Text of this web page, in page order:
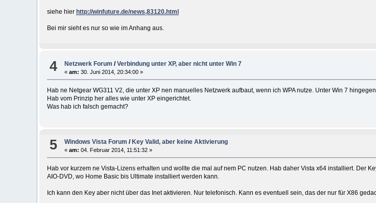
siehe hier http://winfuture.de/news,83120.html
Bei mir sieht es nur so wie im Anhang aus.
4 Netzwerk Forum /Verbindung unter XP, aber nicht unter Win 7
«am: 30. Juni 2014, 20:34:00 »
Hab ne Netgear WG311 V2, die unter XP nen manuelles Netzwerk aufbaut, wenn ich WPA nutze. Unter Win 7
Hab vom Prinzip her alles wie unter XP eingerichtet.
Was hab ich falsch gemacht?
5 Windows Vista Forum / Key Valid, aber keine Aktivierung
«am: 04. Februar 2014, 11:51:32 »
Hab vor kurzem ne Vista-Lizens erhalten und wollte die mal auf nem PC nutzen. Hab daher Vista x64 installiert. Der
AIO-DVD, wo Home Basic bis Ultimate installiert werden kann.
Ich kann den Key aber nicht über das Inet aktivieren. Nur telefonisch. Kann es eventuell sein, das der nur für X86